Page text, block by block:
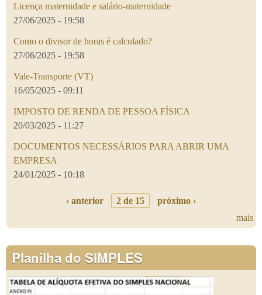
Licença maternidade e salário-maternidade
27/06/2025 - 19:58
Como o divisor de horas é calculado?
27/06/2025 - 19:58
Vale-Transporte (VT)
16/05/2025 - 09:11
IMPOSTO DE RENDA DE PESSOA FÍSICA
20/03/2025 - 11:27
DOCUMENTOS NECESSÁRIOS PARA ABRIR UMA
EMPRESA
24/01/2025 - 10:18
‹ anterior 2 de 15
próximo ›
mais
Planilha do SIMPLES